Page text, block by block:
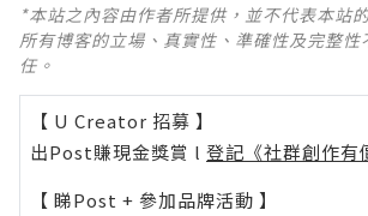
*本站之內容由作者所提供，並不代表本站
所有博客的立場、真實性、準確性及完整性
任。
【 U Creator 招募 】
出Post賺現金獎賞 l 登記《社群創作有
【 睇Post + 參加品牌活動 】